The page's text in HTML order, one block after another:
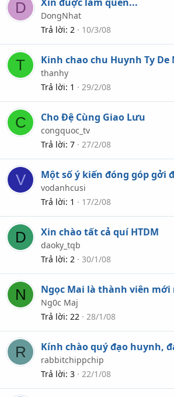
D
DongNhat
Trả lời 2 10/3/08
T Kinh chao chu Huynh Ty De
thanhy
Trả lời 1 29/2/08
C Cho Đệ Cùng Giao Lưu
congquoc_tv
Trả lời 7 27/2/08
V Một số ý kiến đóng góp gởi
vodanhcusi
Trả lời 1 17/2/08
D Xin chào tất cả quí HTDM
daoky_tqb
Trả lời 2 30/1/08
N Ngọc Mai là thành viên mới
Ng0c Maj
Trả lời 22 28/1/08
R Kính chào quý đạo huynh,
rabbitchippchip
Trả lời 3 22/1/08